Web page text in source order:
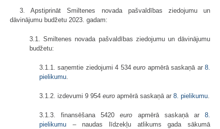
3. Apstiprināt Smiltenes novada pašvaldības ziedojumu un
dāvinājumu budžetu 2023. gadam:
3.1. Smiltenes novada pašvaldības ziedojumu un dāvinājumu
budžetu:
3.1.1. saņemtie ziedojumi 4 534euro apmērā saskaņā ar8.
pielikumu
3.1.2. izdevumi 9 954 euro apmērā saskaņā ar 8. pielikumu
3.1.3. finansēšana 5420euro apmērā saskaņā ar8.
pielikumu – naudas līdzekļu atlikums gada sākumā